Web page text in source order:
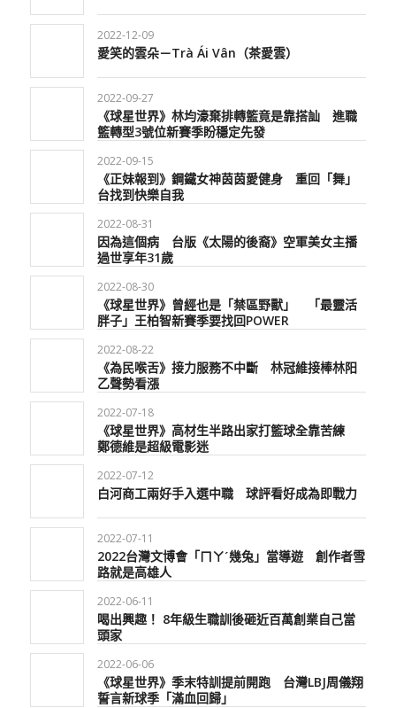
2022-12-09
愛笑的雲朵－Trà Ái Vân（茶愛雲）
2022-09-27
《球星世界》林均濠棄排轉籃竟是靠搭訕 進職
籃轉型3號位新賽季盼穩定先發
2022-09-15
《正妹報到》鋼鐵女神茵茵愛健身 重回「舞」
台找到快樂自我
2022-08-31
因為這個病 台版《太陽的後裔》空軍美女主播
過世享年31歲
2022-08-30
《球星世界》曾經也是「禁區野獸」 「最靈活
胖子」王柏智新賽季要找回POWER
2022-08-22
《為民喉舌》接力服務不中斷 林冠維接棒林阳
乙聲勢看漲
2022-07-18
《球星世界》高材生半路出家打籃球全靠苦練
鄭德維是超級電影迷
2022-07-12
白河商工兩好手入選中職 球評看好成為即戰力
2022-07-11
2022台灣文博會「ㄇㄚˊ幾兔」當導遊 創作者雪
路就是高雄人
2022-06-11
喝出興趣！ 8年級生職訓後砸近百萬創業自己當
頭家
2022-06-06
《球星世界》季末特訓提前開跑 台灣LBJ周儀翔
誓言新球季「滿血回歸」